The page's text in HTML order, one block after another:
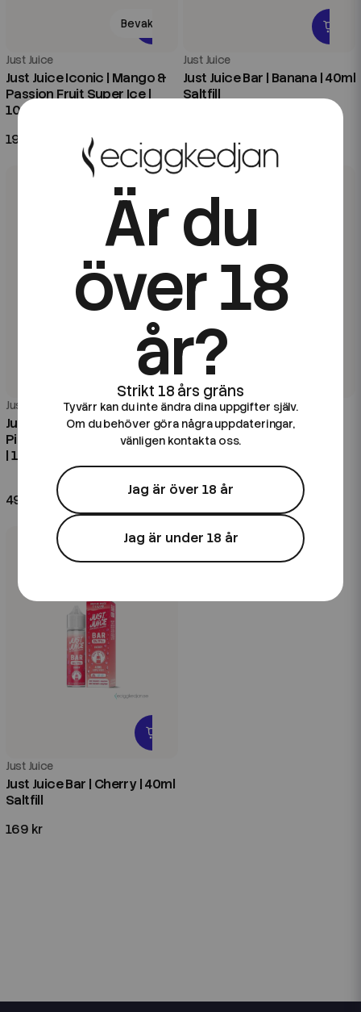
Bevaka
Just Juice
Just Juice Iconic | Mango &
Passion Fruit Super Ice |
100ml Shortfill
199 kr
Just Juice
Just Juice Bar | Banana | 40ml
Saltfill
169 kr
Just Juice
Just Juice Exotic Fruits |
Pineapple Papaya Coconut
| 10ml E-Juice
49 kr
Just Juice
Just Juice Exotic Fruits |
Cheriomoya Grapefruit &
Shortfill
Just Juice
Just Juice Bar | Cherry | 40ml
Saltfill
169 kr
Är du
över 18
år?
Tyvärr kan du inte ändra dina uppgifter själv.
Om du behöver göra några uppdateringar,
vänligen kontakta oss.
Jag är över 18 år
Jag är under 18 år